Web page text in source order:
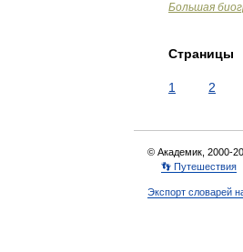
Большая
Страницы
1 2
© Академик, 2000-
👣 Путешествия
Экспорт словарей